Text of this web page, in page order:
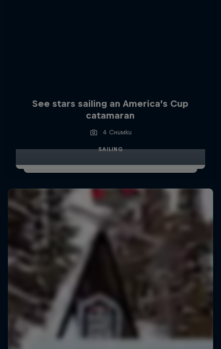
See stars sailing an America’s Cup
catamaran
4 Снимки
SAILING